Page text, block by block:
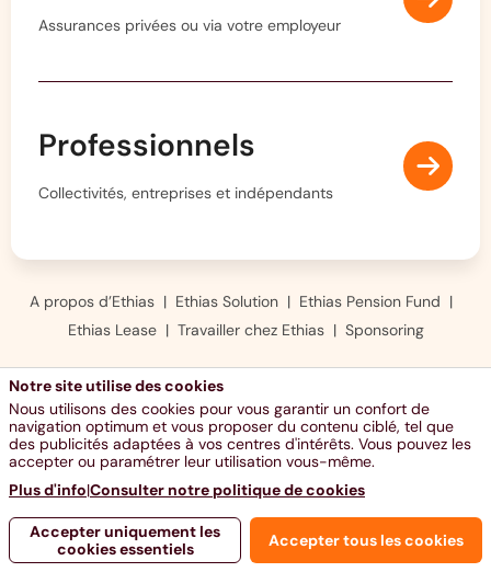
Assurances privées ou via votre employeur
Professionnels
Collectivités, entreprises et indépendants
A propos d’Ethias Ethias Solution
Ethias Pension Fund
Ethias Lease
Travailler chez Ethias Sponsoring
Notre site utilise des cookies
Nous utilisons des cookies pour vous garantir un confort de
navigation optimum et vous proposer du contenu ciblé, tel que
des publicités adaptées à vos centres d'intérêts. Vous pouvez les
accepter ou paramétrer leur utilisation vous-même.
Accepter tous les cookies
Accepter uniquement les
cookies essentiels
Plus d'info|Consulter notre politique de cookies